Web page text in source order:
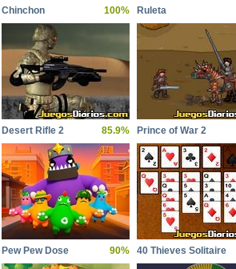
Chinchon 100% Ruleta
Desert Rifle 2 85.9% Prince of War 2
Pew Pew Dose 90% 40 Thieves Solitaire